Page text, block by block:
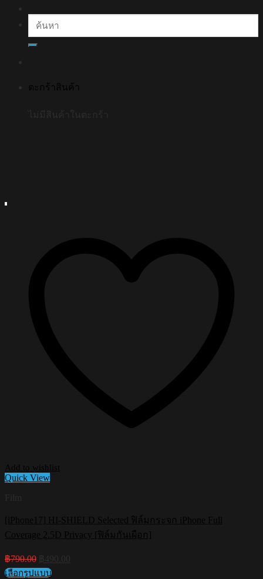
ค้นหา:
ตะกร้าสินค้า
Add to wishlist
Quick View
[iPhone17] HI-SHIELD Selected ฟิล์มกระจก iPhone Full
Coverage 2.5D Privacy [ฟิล์มกันเผือก]
฿790.00
price
was:
เลือกรูปแบบ